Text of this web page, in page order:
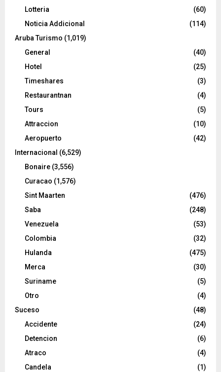
Lotteria
(60)
Noticia Addicional
(114)
Aruba Turismo (1,019)
General
(40)
Hotel
(25)
Timeshares
(3)
Restaurantnan
(4)
Tours
(5)
Attraccion
(10)
Aeropuerto
(42)
Internacional (6,529)
Bonaire (3,556)
Curacao (1,576)
Sint Maarten
(476)
Saba
(248)
Venezuela
(53)
Colombia
(32)
Hulanda
(475)
Merca
(30)
Suriname
(5)
Otro
(4)
Suceso
(48)
Accidente
(24)
Detencion
(6)
Atraco
(4)
Candela
(1)